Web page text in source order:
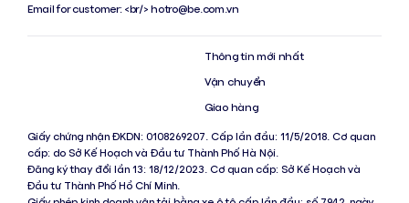
Email for customer: <br/>hotro@be.com.vn
Thông tin mới nhất
Vận chuyển
Giao hàng
Giấy chứng nhận ĐKDN: 0108269207. Cấp lần đầu: 11/5/2018. Cơ quan
cấp: do Sở Kế Hoạch và Đầu tư Thành Phố Hà Nội.
Đăng ký thay đổi lần 13: 18/12/2023. Cơ quan cấp: Sở Kế Hoạch và
Đầu tư Thành Phố Hồ Chí Minh.